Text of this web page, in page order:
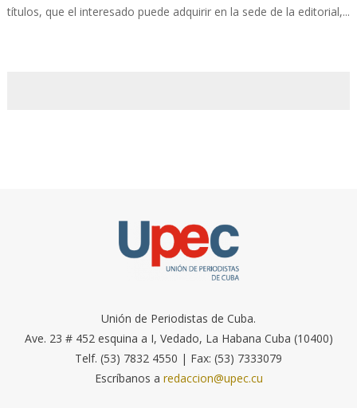
títulos, que el interesado puede adquirir en la sede de la editorial,...
Unión de Periodistas de Cuba.
Ave. 23 # 452 esquina a I, Vedado, La Habana Cuba (10400)
Telf. (53) 7832 4550 | Fax: (53) 7333079
Escríbanos a redaccion@upec.cu